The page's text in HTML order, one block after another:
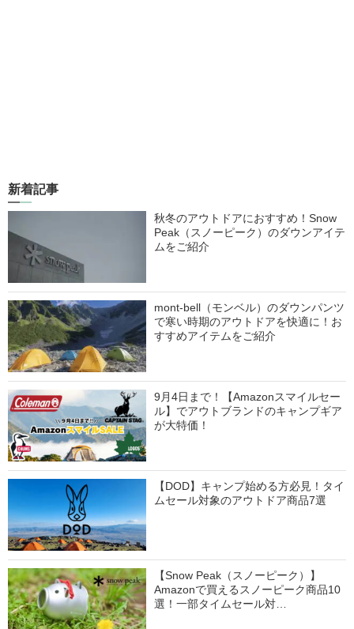
新着記事
秋冬のアウトドアにおすすめ！Snow
Peak（スノーピーク）のダウンアイテ
ムをご紹介
mont-bell（モンベル）のダウンパンツ
で寒い時期のアウトドアを快適に！お
すすめアイテムをご紹介
9月4日まで！【Amazonスマイルセー
ル】でアウトブランドのキャンプギア
が大特価！
【DOD】キャンプ始める方必見！タイ
ムセール対象のアウトドア商品7選
【Snow Peak（スノーピーク）】
Amazonで買えるスノーピーク商品10
選！一部タイムセール対…